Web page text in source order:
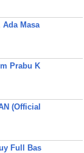
Ada Masa
Prabu K
(Official
Full Bas